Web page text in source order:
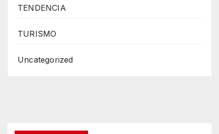
TENDENCIA
TURISMO
Uncategorized